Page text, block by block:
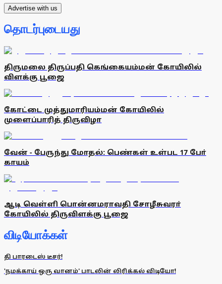
Advertise with us
தொடர்புடையது
திருமலை திருப்பதி கெங்கையம்மன் கோயிலில்
விளக்கு பூஜை
கோட்டை முத்துமாரியம்மன் கோயிலில்
முளைப்பாரித் திருவிழா
வேன் - பேருந்து மோதல்: பெண்கள் உள்பட 17 போ்
காயம்
ஆடி வெள்ளி பொன்னமராவதி சோழீசுவரா்
கோயிலில் திருவிளக்கு பூஜை
விடியோக்கள்
தி பாரடைஸ் டீசர்!
'நமக்காய் ஒரு வானம்' பாடலின் லிரிக்கல் விடியோ!